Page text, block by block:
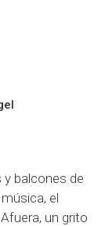
y balcones de
el
un grito